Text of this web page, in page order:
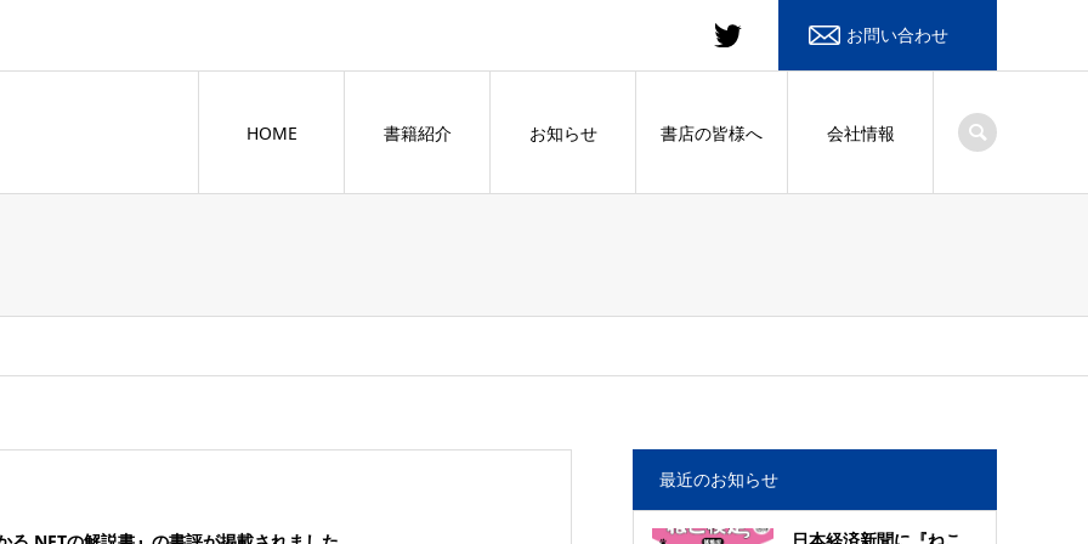
お問い合わせ
HOME 書籍紹介 お知らせ 書店の皆様へ 会社情報
最近のお知らせ